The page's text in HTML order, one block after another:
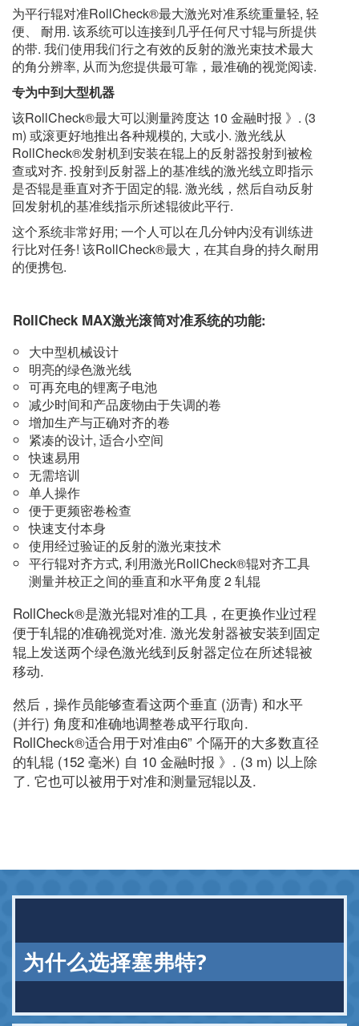
为平行辊对准RollCheck®最大激光对准系统重量轻, 轻
便、 耐用. 该系统可以连接到几乎任何尺寸辊与所提供
的带. 我们使用我们行之有效的反射的激光束技术最大
的角分辨率, 从而为您提供最可靠，最准确的视觉阅读.
专为中到大型机器
该RollCheck®最大可以测量跨度达 10 金融时报 》. (3
m) 或滚更好地推出各种规模的, 大或小. 激光线从
RollCheck®发射机到安装在辊上的反射器投射到被检
查或对齐. 投射到反射器上的基准线的激光线立即指示
是否辊是垂直对齐于固定的辊. 激光线，然后自动反射
回发射机的基准线指示所述辊彼此平行.
这个系统非常好用; 一个人可以在几分钟内没有训练进
行比对任务! 该RollCheck®最大，在其自身的持久耐用
的便携包.
RollCheck MAX激光滚筒对准系统的功能:
大中型机械设计
明亮的绿色激光线
可再充电的锂离子电池
减少时间和产品废物由于失调的卷
增加生产与正确对齐的卷
紧凑的设计, 适合小空间
快速易用
无需培训
单人操作
便于更频密卷检查
快速支付本身
使用经过验证的反射的激光束技术
平行辊对齐方式, 利用激光RollCheck®辊对齐工具
测量并校正之间的垂直和水平角度 2 轧辊
RollCheck®是激光辊对准的工具，在更换作业过程
便于轧辊的准确视觉对准. 激光发射器被安装到固定
辊上发送两个绿色激光线到反射器定位在所述辊被
移动.
然后，操作员能够查看这两个垂直 (沥青) 和水平
(并行) 角度和准确地调整卷成平行取向.
RollCheck®适合用于对准由6” 个隔开的大多数直径
的轧辊 (152 毫米) 自 10 金融时报 》. (3 m) 以上除
了. 它也可以被用于对准和测量冠辊以及.
为什么选择塞弗特?